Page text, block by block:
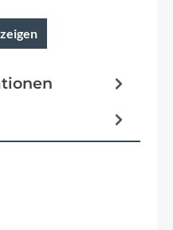
Gravity Casting
Advanced Internal
Headtube,